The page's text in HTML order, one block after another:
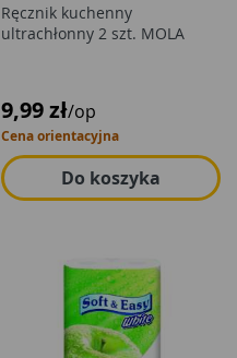
Ręcznik kuchenny
ultrachłonny 2 szt. MOLA
9,99 zł/op
Cena orientacyjna
Do koszyka